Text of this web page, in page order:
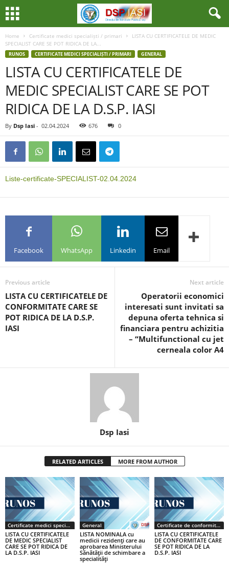
Home Certificate medici specialiști / primari
LISTA CU CERTIFICATELE DE MEDIC
SPECIALIST CARE SE POT RIDICA DE LA...
RUNOS CERTIFICATE MEDICI SPECIALIȘTI / PRIMARI GENERAL
LISTA CU CERTIFICATELE DE
MEDIC SPECIALIST CARE SE POT
RIDICA DE LA D.S.P. IASI
By Dsp Iasi - 02.04.2024 676 0
Liste-certificate-SPECIALIST-02.04.2024
Facebook WhatsApp Linkedin Email
Previous article
LISTA CU CERTIFICATELE DE
CONFORMITATE CARE SE
POT RIDICA DE LA D.S.P.
IASI
Next article
Operatorii economici
interesati sunt invitati sa
depuna oferta tehnica si
financiara pentru achizitia
– “Multifunctional cu jet
cerneala color A4
Dsp Iasi
RELATED ARTICLES MORE FROM AUTHOR
Certificate medici specialiști / primari
LISTA CU CERTIFICATELE
DE MEDIC SPECIALIST
CARE SE POT RIDICA DE
LA D.S.P. IASI
General
LISTA NOMINALA cu
medicii rezidenţi care au
aprobarea Ministerului
Sănătăţii de schimbare a
specialităţi
Certificate de conformitate
LISTA CU CERTIFICATELE
DE CONFORMITATE CARE
SE POT RIDICA DE LA
D.S.P. IASI